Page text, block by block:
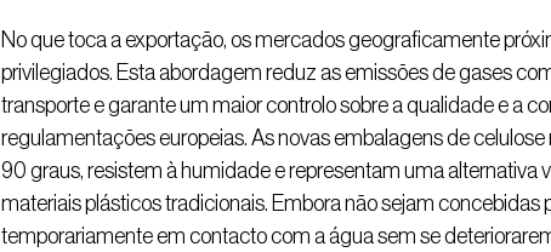
No que toca a exportação, os mercados geograficamente
privilegiados. Esta abordagem reduz as emissões de gases
transporte e garante um maior controlo sobre a qualidade e a
regulamentações europeias. As novas embalagens de
90 graus, resistem à humidade e representam uma alternativa
materiais plásticos tradicionais. Embora não sejam concebidas
temporariamente em contacto com a água sem se